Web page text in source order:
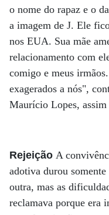
o nome do rapaz e o
a imagem de J. Ele
nos EUA. Sua mãe
relacionamento com
comigo e meus
exagerados a nós",
Maurício Lopes, assim
Rejeição A
adotiva durou
outra, mas as
reclamava porque era